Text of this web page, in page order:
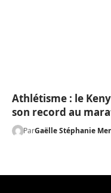
Athlétisme : le
son record au
ParGaëlle Stéphanie